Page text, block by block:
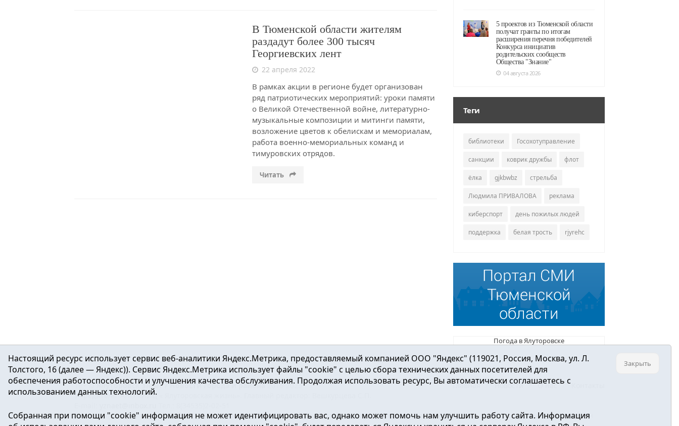
В Тюменской области жителям
раздадут более 300 тысяч
Георгиевских лент
22 апреля 2022
В рамках акции в регионе будет организован
ряд патриотических мероприятий: уроки памяти
о Великой Отечественной войне, литературно-
музыкальные композиции и митинги памяти,
возложение цветов к обелискам и мемориалам,
работа военно-мемориальных команд и
тимуровских отрядов.
Читать
5 проектов из Тюменской области
получат гранты по итогам
расширения перечня победителей
Конкурса инициатив
родительских сообществ
Общества "Знание"
04 августа 2026
Теги
библиотеки Госохотуправление
санкции коврик дружбы флот
ёлка gjkbwbz стрельба
Людмила ПРИВАЛОВА реклама
киберспорт день пожилых людей
поддержка белая трость rjyrehc
Погода в Ялуторовске
Главная Новости О нас
16+ ©Ялуторовск знает / Новости города и района2016-2023
Учредитель: АНО «ИИЦ « Ялуторовская жизнь». Главный редактор: Вешкурцева С.П.
Регистрационный номер ЭЛ № ФС 77-64937 от 24.02.2016г. выдан Федеральной службой по надзору в сфере связи, информационных технологий и
Настоящий ресурс использует сервис веб-аналитики Яндекс.Метрика, предоставляемый компанией ООО "Яндекс" (119021, Россия, Москва, ул. Л.
Толстого, 16 (далее — Яндекс)). Сервис Яндекс.Метрика использует файлы "cookie" с целью сбора технических данных посетителей для
обеспечения работоспособности и улучшения качества обслуживания. Продолжая использовать ресурс, Вы автоматически соглашаетесь с
использованием данных технологий.
Собранная при помощи "cookie" информация не может идентифицировать вас, однако может помочь нам улучшить работу сайта. Информация
Закрыть